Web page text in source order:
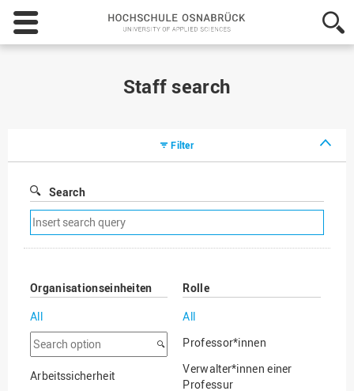
Hochschule
Osnabrück
-
Staff search
Filter
Search
Remove
search
filter
Organisationseinheiten
All
Search
option
Arbeitssicherheit
Rolle
All
Professor*innen
Verwalter*innen einer
Professur